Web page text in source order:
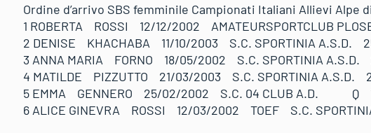
Ordine d’arrivo SBS femminile Campionati
1 ROBERTA ROSSI 12/12/2002 AMATEURSPORTCLUB
2 DENISE KHACHABA 11/10/2003 S.C. SPORTINIA
3 ANNA MARIA FORNO 18/05/2002 S.C. SPORTINIA
4 MATILDE PIZZUTTO 21/03/2003 S.C. SPORTINIA
5 EMMA GENNERO 25/02/2002 S.C. 04 CLUB A.D. Q
6 ALICE GINEVRA ROSSI 12/03/2002 TOEF S.C.